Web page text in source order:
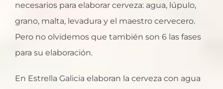
necesarios para elaborar cerveza: agua, lúpulo,
grano, malta, levadura y el maestro cervecero.
Pero no olvidemos que también son 6 las fases
para su elaboración.
En Estrella Galicia elaboran la cerveza con agua